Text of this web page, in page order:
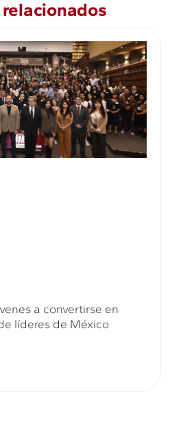
a convertirse en
líderes de México